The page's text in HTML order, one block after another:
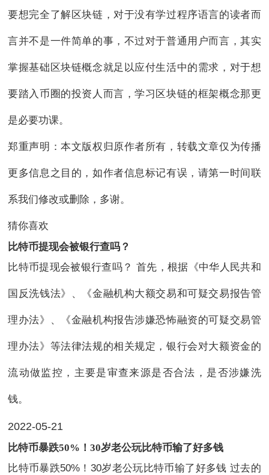
要想完全了解区块链，对于没有学过程序语言的读者而
言并不是一件简单的事，不过对于普通用户而言，其实
掌握基础区块链概念就足以应付生活中的需求，对于想
要踏入币圈的投资人而言，学习区块链的框架概念那更
是必要功课。
郑重声明：本文版权归原作者所有，转载文章仅为传播
更多信息之目的，如作者信息标记有误，请第一时间联
系我们修改或删除，多谢。
猜你喜欢
比特币提现会被银行查吗？
比特币提现会被银行查吗？ 首先，根据《中华人民共和
国反洗钱法》、《金融机构大额交易和可疑交易报告管
理办法》、《金融机构报告涉嫌恐怖融资的可疑交易管
理办法》等法律法规的相关规定，银行会对大额资金的
流动做监控，主要是审查来源是否合法，是否涉嫌洗
钱。
2022-05-21
比特币暴跌50%！30岁老公玩比特币输了好多钱
比特币暴跌50%！30岁老公玩比特币输了好多钱 过去的